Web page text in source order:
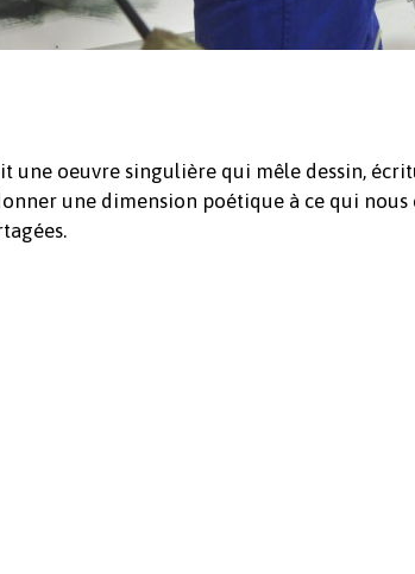
une oeuvre singulière qui mêle dessin,
une dimension poétique à ce qui nous